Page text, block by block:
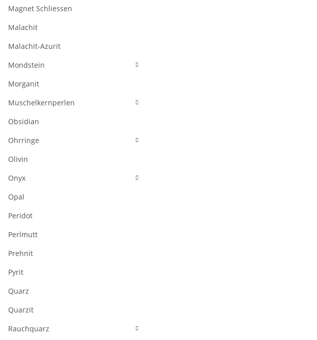
Magnet Schliessen
Malachit
Malachit-Azurit
Mondstein
Morganit
Muschelkernperlen
Obsidian
Ohrringe
Olivin
Onyx
Opal
Peridot
Perlmutt
Prehnit
Pyrit
Quarz
Quarzit
Rauchquarz